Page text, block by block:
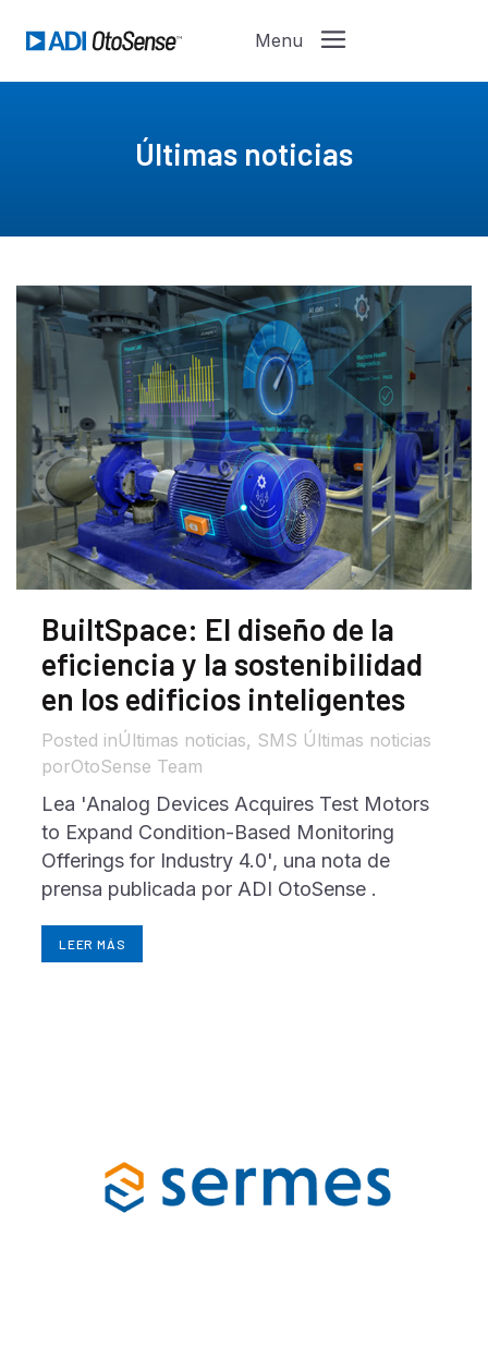
Últimas noticias
BuiltSpace: El diseño de la
eficiencia y la sostenibilidad
en los edificios inteligentes
inÚltimas noticias, SMS Últimas noticias
porOtoSense Team
Lea 'Analog Devices Acquires Test Motors
to Expand Condition-Based Monitoring
Offerings for Industry 4.0', una nota de
prensa publicada por ADI OtoSense .
LEER MÁS